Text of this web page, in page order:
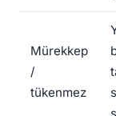
Mürekkep
/
tükenmez